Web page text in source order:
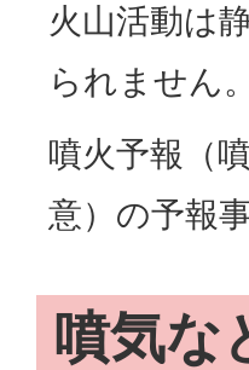
火山活動は
られません。
噴火予報（
意）の予報
噴気な